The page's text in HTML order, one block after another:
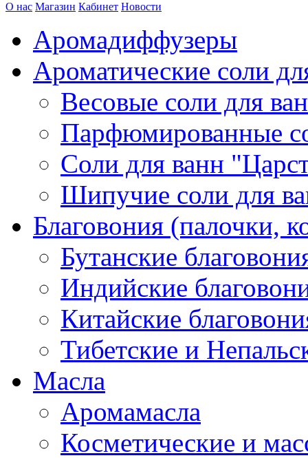
О нас Магазин Кабинет Новости
Аромадиффузеры
Ароматические соли
Весовые соли для
Парфюмированные
Соли для ванн
Шипучие соли для
Благовония (палочки,
Бутанские
Индийские
Китайские
Тибетские и
Масла
Аромамасла
Косметические и